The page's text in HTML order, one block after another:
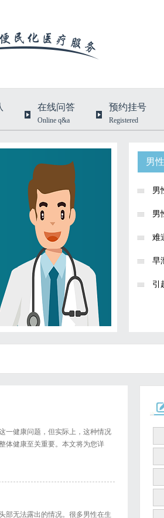
在线问答
Online q&a
预约挂号
Registered
男
男
男
难
早
引
一健康问题，但实际上，这种情况
体健康至关重要。本文将为您详
部无法露出的情况。很多男性在生